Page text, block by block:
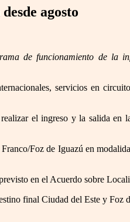
agosto
de funcionamiento de la
servicios en
el ingreso y la salida
Foz de Iguazú en
en el Acuerdo sobre
final Ciudad del Este y